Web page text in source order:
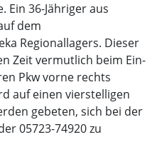
Ein 36-Jähriger aus
dem
Regionallagers. Dieser
Zeit vermutlich beim Ein-
Pkw vorne rechts
auf einen vierstelligen
gebeten, sich bei der
05723-74920 zu